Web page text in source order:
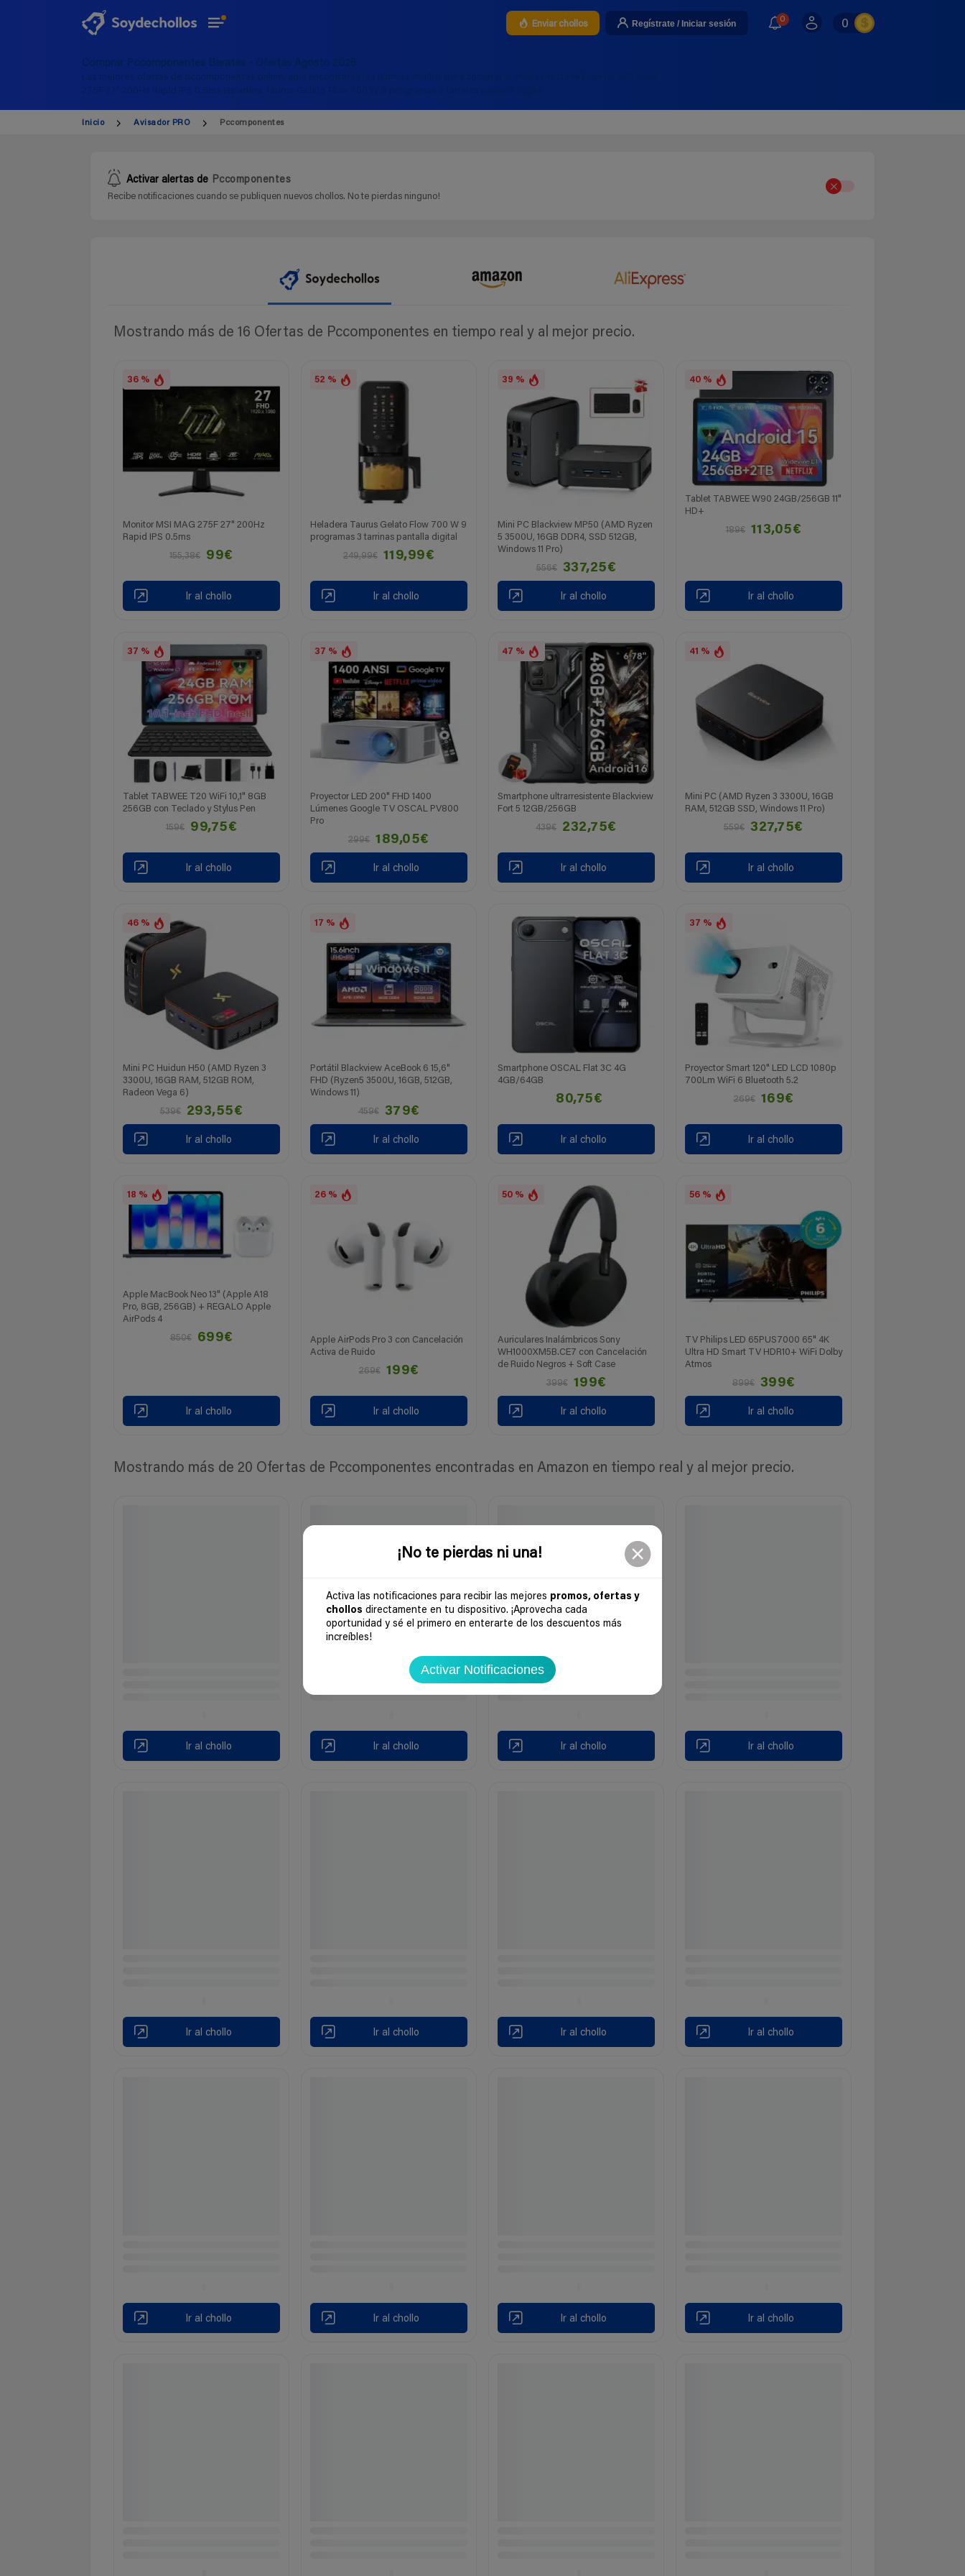
¡No te pierdas ni una!
Activa las notificaciones para recibir las mejores promos, ofertas y
chollos directamente en tu dispositivo. ¡Aprovecha cada
oportunidad y sé el primero en enterarte de los descuentos más
increíbles!
Activar Notificaciones
Enviar chollos Regístrate / Iniciar sesión 0 0
Comprar Pccomponentes Baratas - Ofertas Agosto 2026
Las mejores ofertas de pccomponentes online, aquí encontrarás los últimos chollos para comprar al mejor precio ➡️ Monitor MSI MAG
275F 27" 200Hz Rapid IPS 0.5ms Heladera Taurus Gelato Flow 700 W 9 programas 3 tarrinas pantalla digital
Inicio Avisador PRO Pccomponentes
Activar alertas de Pccomponentes
Recibe notificaciones cuando se publiquen nuevos chollos. No te pierdas ninguno!
Mostrando más de 16 Ofertas de Pccomponentes en tiempo real y al mejor precio.
36 %
Monitor MSI MAG 275F 27" 200Hz
Rapid IPS 0.5ms
155,38€
99€
Ir al chollo
52 %
Heladera Taurus Gelato Flow 700 W 9
programas 3 tarrinas pantalla digital
249,99€
119,99€
Ir al chollo
39 %
Mini PC Blackview MP50 (AMD Ryzen
5 3500U, 16GB DDR4, SSD 512GB,
Windows 11 Pro)
556€
337,25€
Ir al chollo
40 %
Tablet TABWEE W90 24GB/256GB 11"
HD+
189€
113,05€
Ir al chollo
37 %
Tablet TABWEE T20 WiFi 10,1" 8GB
256GB con Teclado y Stylus Pen
159€
99,75€
Ir al chollo
37 %
Proyector LED 200" FHD 1400
Lúmenes Google TV OSCAL PV800
Pro
299€
189,05€
Ir al chollo
47 %
Smartphone ultrarresistente Blackview
Fort 5 12GB/256GB
439€
232,75€
Ir al chollo
41 %
Mini PC (AMD Ryzen 3 3300U, 16GB
RAM, 512GB SSD, Windows 11 Pro)
559€
327,75€
Ir al chollo
46 %
Mini PC Huidun H50 (AMD Ryzen 3
3300U, 16GB RAM, 512GB ROM,
Radeon Vega 6)
539€
293,55€
Ir al chollo
17 %
Portátil Blackview AceBook 6 15,6"
FHD (Ryzen5 3500U, 16GB, 512GB,
Windows 11)
459€
379€
Ir al chollo
Smartphone OSCAL Flat 3C 4G
4GB/64GB
80,75€
Ir al chollo
37 %
Proyector Smart 120" LED LCD 1080p
700Lm WiFi 6 Bluetooth 5.2
269€
169€
Ir al chollo
18 %
Apple MacBook Neo 13" (Apple A18
Pro, 8GB, 256GB) + REGALO Apple
AirPods 4
850€
699€
Ir al chollo
26 %
Apple AirPods Pro 3 con Cancelación
Activa de Ruido
269€
199€
Ir al chollo
50 %
Auriculares Inalámbricos Sony
WH1000XM5B.CE7 con Cancelación
de Ruido Negros + Soft Case
399€
199€
Ir al chollo
56 %
TV Philips LED 65PUS7000 65" 4K
Ultra HD Smart TV HDR10+ WiFi Dolby
Atmos
899€
399€
Ir al chollo
Mostrando más de 20 Ofertas de Pccomponentes encontradas en Amazon en tiempo real y al mejor precio.
Ir al chollo Ir al chollo Ir al chollo Ir al chollo
Ir al chollo Ir al chollo Ir al chollo Ir al chollo
Ir al chollo Ir al chollo Ir al chollo Ir al chollo